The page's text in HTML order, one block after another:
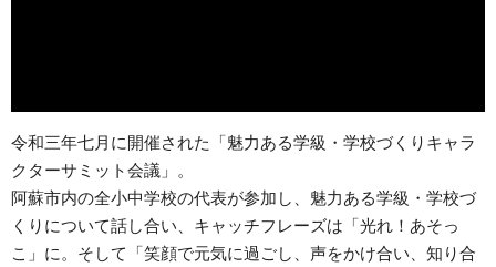
令和三年七月に開催された「魅力ある学級・学校づくりキャラ
クターサミット会議」。
阿蘇市内の全小中学校の代表が参加し、魅力ある学級・学校づ
くりについて話し合い、キャッチフレーズは「光れ！あそっ
こ」に。そして「笑顔で元気に過ごし、声をかけ合い、知り合